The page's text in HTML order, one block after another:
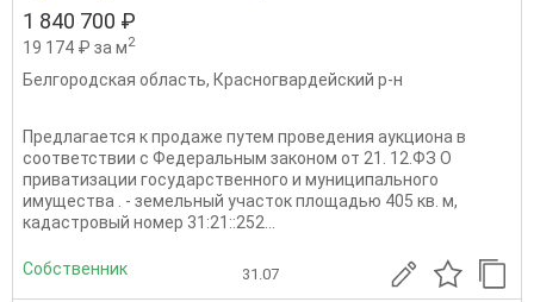
1 840 700 ₽
19 174 ₽ за м2
Белгородская область, Красногвардейский р-н
Предлагается к продаже путем проведения аукциона в
соответствии с Федеральным законом от 21. 12.ФЗ О
приватизации государственного и муниципального
имущества . - земельный участок площадью 405 кв. м,
кадастровый номер 31:21::252...
Собственник 31.07